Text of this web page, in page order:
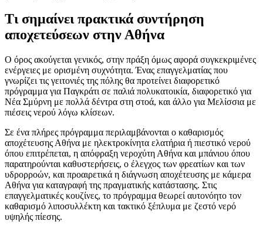
Τι σημαίνει πρακτικά συντήρηση
αποχετεύσεων στην Αθήνα
Ο όρος ακούγεται γενικός, στην πράξη όμως αφορά συγκεκριμένες
ενέργειες με ορισμένη συχνότητα. Ένας επαγγελματίας που
γνωρίζει τις γειτονιές της πόλης θα προτείνει διαφορετικό
πρόγραμμα για Παγκράτι σε παλιά πολυκατοικία, διαφορετικό για
Νέα Σμύρνη με πολλά δέντρα στη στοά, και άλλο για Μελίσσια με
πιέσεις νερού λόγω κλίσεων.
Σε ένα πλήρες πρόγραμμα περιλαμβάνονται ο καθαρισμός
αποχέτευσης Αθήνα με ηλεκτροκίνητα ελατήρια ή πιεστικό νερού
όπου επιτρέπεται, η απόφραξη νεροχύτη Αθήνα και μπάνιου όπου
παρατηρούνται καθυστερήσεις, ο έλεγχος των φρεατίων και των
υδρορροών, και προαιρετικά η διάγνωση αποχέτευσης με κάμερα
Αθήνα για καταγραφή της πραγματικής κατάστασης. Στις
επαγγελματικές κουζίνες, το πρόγραμμα θεωρεί αυτονόητο τον
καθαρισμό λιποσυλλέκτη και τακτικό ξέπλυμα με ζεστό νερό
υψηλής πίεσης.